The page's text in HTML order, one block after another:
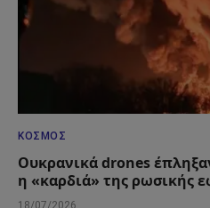
ΚΌΣΜΟΣ
Ουκρανικά drones
η «καρδιά» της ρωσικής
18/07/2026